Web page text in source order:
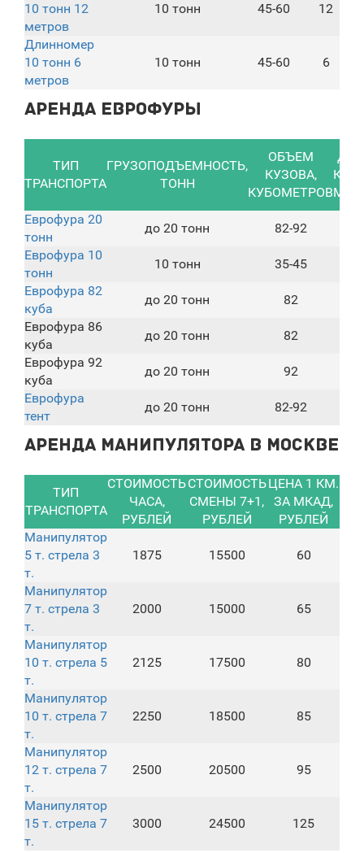
10 тонн 12
метров
10 тонн 45-60 12
Длинномер
10 тонн 6
метров
10 тонн 45-60 6
Аренда еврофуры
ТИП
ТРАНСПОРТА
ГРУЗОПОДЪЕМНОСТЬ,
ТОНН
ОБЪЕМ
КУЗОВА,
КУБОМЕТРОВ
Еврофура 20
тонн
до 20 тонн 82-92
Еврофура 10
тонн
10 тонн 35-45
Еврофура 82
куба
до 20 тонн 82
Еврофура 86
куба
до 20 тонн 82
Еврофура 92
куба
до 20 тонн 92
Еврофура
тент
до 20 тонн 82-92
Аренда манипулятора в Москве
ТИП
ТРАНСПОРТА
СТОИМОСТЬ
ЧАСА,
РУБЛЕЙ
СТОИМОСТЬ
СМЕНЫ 7+1,
РУБЛЕЙ
ЦЕНА 1 КМ.
ЗА МКАД,
РУБЛЕЙ
Манипулятор
5 т. стрела 3
т.
1875 15500 60
Манипулятор
7 т. стрела 3
т.
2000 15000 65
Манипулятор
10 т. стрела 5
т.
2125 17500 80
Манипулятор
10 т. стрела 7
т.
2250 18500 85
Манипулятор
12 т. стрела 7
т.
2500 20500 95
Манипулятор
15 т. стрела 7
т.
3000 24500 125